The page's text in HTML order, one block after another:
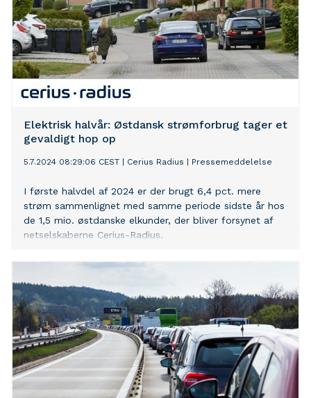
Elektrisk halvår: Østdansk strømforbrug tager et
gevaldigt hop op
5.7.2024 08:29:06 CEST Cerius Radius Pressemeddelelse
I første halvdel af 2024 er der brugt 6,4 pct. mere
strøm sammenlignet med samme periode sidste år hos
de 1,5 mio. østdanske elkunder, der bliver forsynet af
netselskaberne Cerius-Radius.